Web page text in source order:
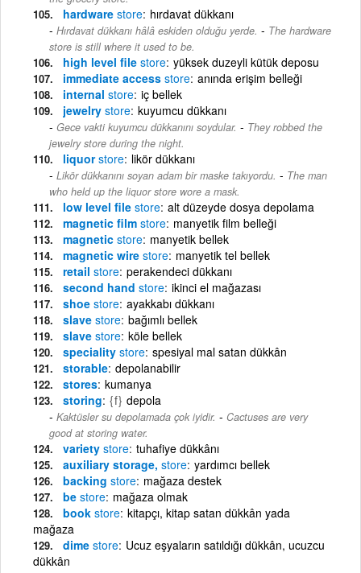
hardware store hırdavat dükkanı
Hırdavat dükkanı hâlâ eskiden olduğu yerde. - The hardware
store is still where it used to be.
high level file store yüksek duzeyli kütük deposu
immediate access store anında erişim belleği
internal store iç bellek
jewelry store kuyumcu dükkanı
Gece vakti kuyumcu dükkanını soydular. - They robbed the
jewelry store during the night.
liquorstore likör dükkanı
Likör dükkanını soyan adam bir maske takıyordu. - The man
who held up the liquor store wore a mask.
low level file store alt düzeyde dosya depolama
magnetic film store manyetik film belleği
magnetic store manyetik bellek
magnetic wire store manyetik tel bellek
retail store perakendeci dükkanı
second hand store ikinci el mağazası
shoe store ayakkabı dükkanı
slave store bağımlı bellek
slave store köle bellek
speciality store spesiyal mal satan dükkân
storable depolanabilir
stores kumanya
storing {f} depola
Kaktüsler su depolamada çok iyidir. - Cactuses are very
good at storing water.
variety store tuhafiye dükkânı
auxiliary storage, store yardımcı bellek
backing store mağaza destek
be store mağaza olmak
book store kitapçı, kitap satan dükkân yada
mağaza
dime store Ucuz eşyaların satıldığı dükkân, ucuzcu
dükkân